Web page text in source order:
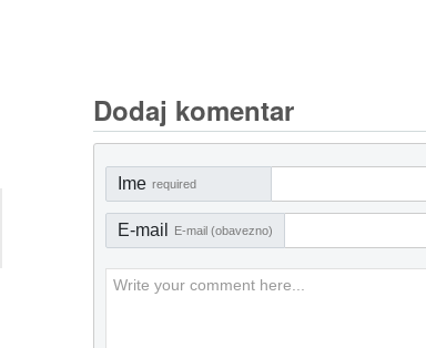
Dodaj komentar
Ime required
E-mail E-mail (obavezno)